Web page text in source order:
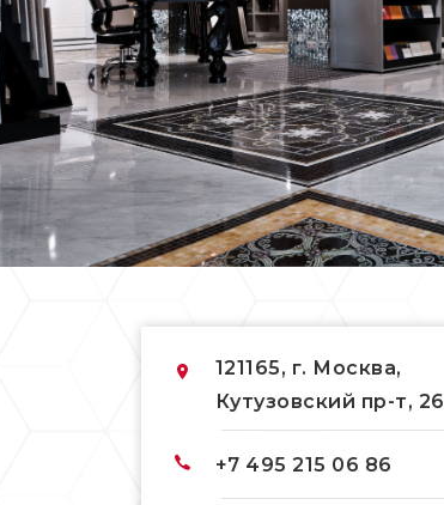
121165, г. Москва,
Кутузовский пр-т, 26
+7 495 215 06 86